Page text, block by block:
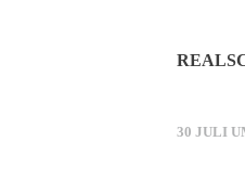
30 JULI